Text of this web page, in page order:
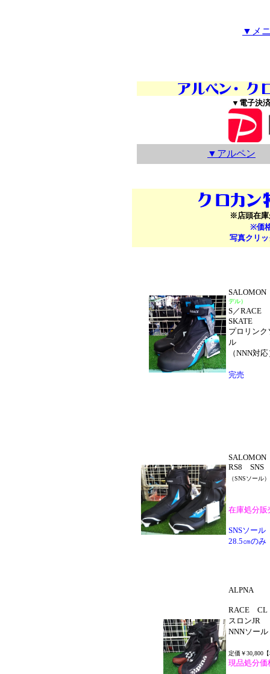
▼メ
▼電子決
▼アルペン
※店頭在庫
※価
写真クリ
SALOMON
デル）
S／RACE
SKATE
プロリンク
ル
（NNN対
完売
SALOMON
RS8 SNS
（SNSソール）
在庫処分販
SNSソール
28.5㎝のみ
ALPNA
RACE
スロンJR
NNNソール
定価￥30,800
現品処分価